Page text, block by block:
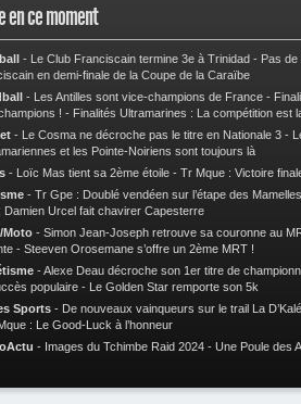
en ce moment
- Le Club Franciscain termine 3e à Trinidad - Pas de
en demi-finale de la Coupe de la Caraïbe
- Les Antilles sont vice-champions de France -
! - Finalités Ultramarines : La compétition est
- Le Cosma ne décroche pas le titre en Nationale 3 -
et les Pointe-Noiriens sont toujours là
- Loïc Mas tient sa 2ème étoile - Tr Mque : Victoire
- Tr Gpe : Doublé vendéen sur l’étape des Mamelles
Damien Urcel fait chavirer Capesterre
Moto - Simon Jean-Joseph retrouve sa couronne au
- Steeven Orosemane s’offre un 2ème MRT !
-Alexe Deau décroche son 1er titre de
populaire - Le Golden Star remporte son 5k
Sports - De nouveaux vainqueurs sur le trail La D’Kalé
: Le Good-Luck à l’honneur
- Images du Tchimbe Raid 2024 - Une Poule des